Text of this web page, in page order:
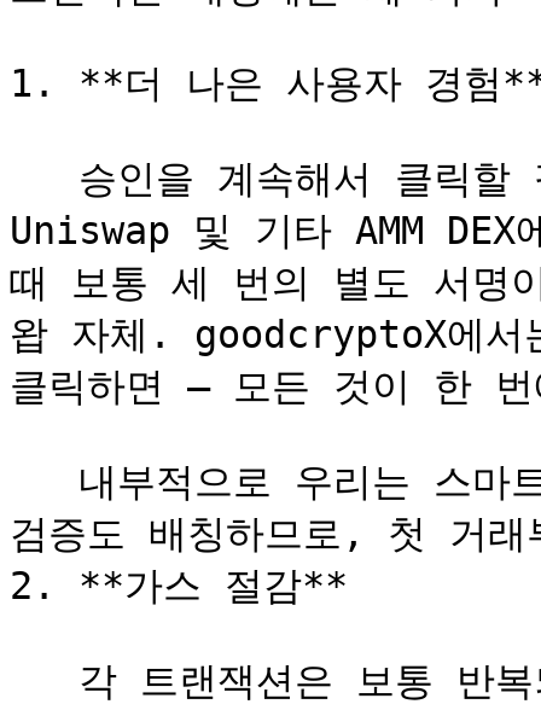
1. **더 나은 사용자 경험
Uniswap 및 기타 AMM
때 보통 세 번의 별도 서명
왑 자체. goodcryptoX에서
클릭하면 — 모든 것이 한
검증도 배칭하므로, 첫 거
2. **가스 절감**